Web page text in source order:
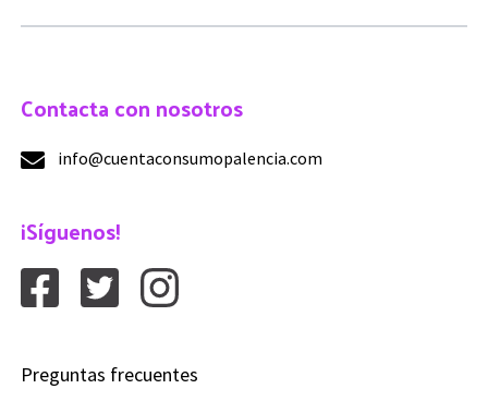
Contacta con nosotros
info@cuentaconsumopalencia.com
¡Síguenos!
Preguntas frecuentes